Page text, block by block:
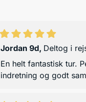
Jordan 9d, Deltog i
En helt fantastisk tur.
indretning og godt